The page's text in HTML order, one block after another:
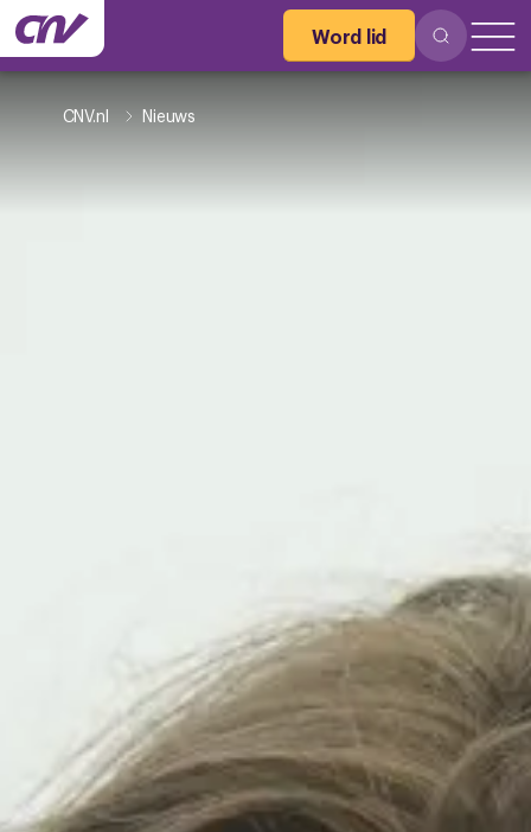
Word lid
CNV.nl Nieuws